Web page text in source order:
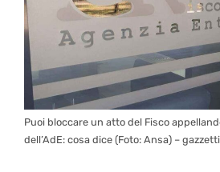
Puoi bloccare un atto del Fisco
dell’AdE: cosa dice (Foto: Ansa) –